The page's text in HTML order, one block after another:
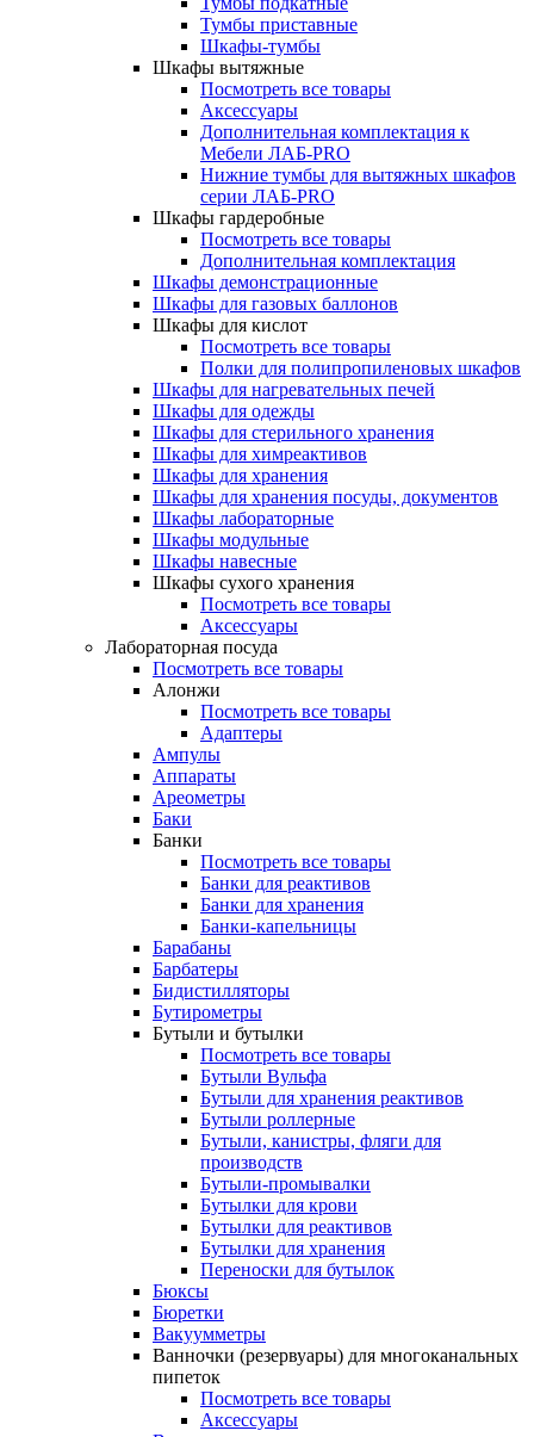
Тумбы приставные
Шкафы-тумбы
Шкафы вытяжные
Посмотреть все товары
Аксессуары
Дополнительная комплектация к
Мебели ЛАБ-PRO
Нижние тумбы для вытяжных шкафов
серии ЛАБ-PRO
Шкафы гардеробные
Посмотреть все товары
Дополнительная комплектация
Шкафы демонстрационные
Шкафы для газовых баллонов
Шкафы для кислот
Посмотреть все товары
Полки для полипропиленовых шкафов
Шкафы для нагревательных печей
Шкафы для одежды
Шкафы для стерильного хранения
Шкафы для химреактивов
Шкафы для хранения
Шкафы для хранения посуды, документов
Шкафы лабораторные
Шкафы модульные
Шкафы навесные
Шкафы сухого хранения
Посмотреть все товары
Аксессуары
Лабораторная посуда
Посмотреть все товары
Алонжи
Посмотреть все товары
Адаптеры
Ампулы
Аппараты
Ареометры
Баки
Банки
Посмотреть все товары
Банки для реактивов
Банки для хранения
Банки-капельницы
Барабаны
Барбатеры
Бидистилляторы
Бутирометры
Бутыли и бутылки
Посмотреть все товары
Бутыли Вульфа
Бутыли для хранения реактивов
Бутыли роллерные
Бутыли, канистры, фляги для
производств
Бутыли-промывалки
Бутылки для крови
Бутылки для реактивов
Бутылки для хранения
Переноски для бутылок
Бюксы
Бюретки
Вакуумметры
Ванночки (резервуары) для многоканальных
пипеток
Посмотреть все товары
Аксессуары